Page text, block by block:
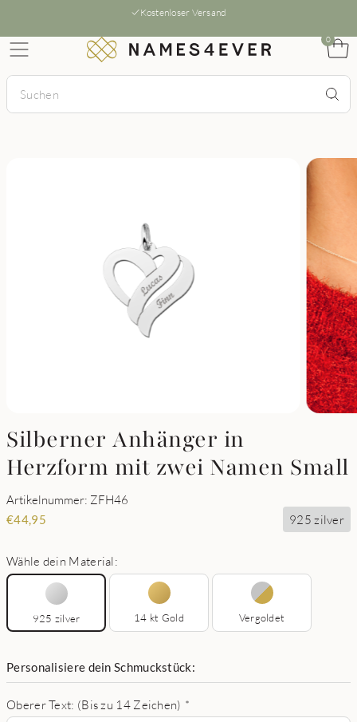
Kostenloser Versand
0
Silberner Anhänger in
Herzform mit zwei Namen Small
Artikelnummer: ZFH46
€44,95 925 zilver
Wähle dein Material:
925 zilver 14 kt Gold Vergoldet
Personalisiere dein Schmuckstück:
Oberer Text: (Bis zu 14 Zeichen) *